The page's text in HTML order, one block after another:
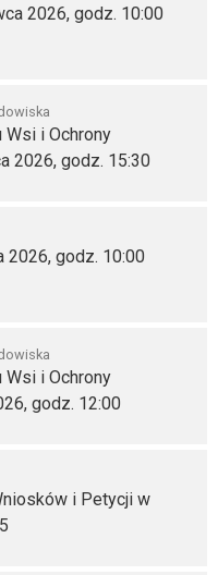
2026, godz. 10:00
i Ochrony
2026, godz. 15:30
2026, godz. 10:00
i Ochrony
godz. 12:00
i Petycji w